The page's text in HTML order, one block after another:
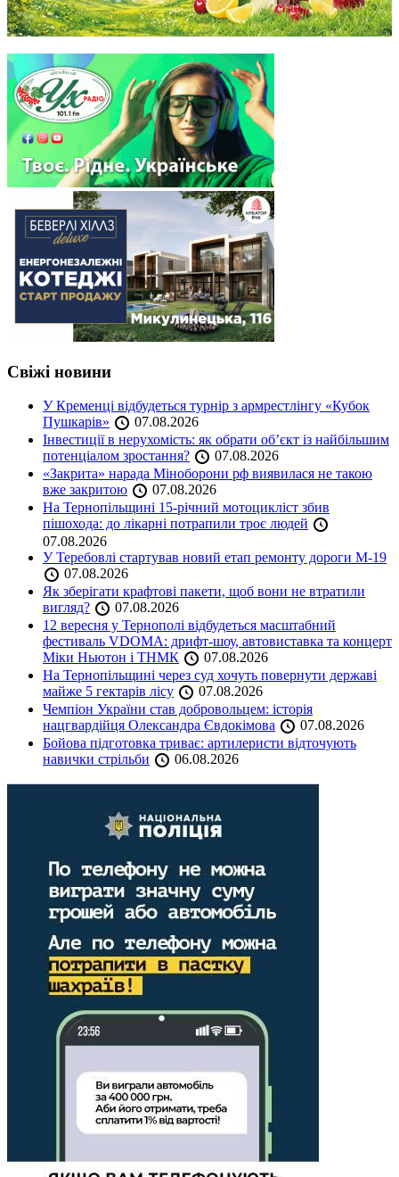
Свіжі новини
У Кременці відбудеться турнір з армрестлінгу «Кубок
Пушкарів»
07.08.2026
Інвестиції в нерухомість: як обрати об’єкт із найбільшим
потенціалом зростання?
07.08.2026
«Закрита» нарада Міноборони рф виявилася не такою
вже закритою
07.08.2026
На Тернопільщині 15-річний мотоцикліст збив
пішохода: до лікарні потрапили троє людей
07.08.2026
У Теребовлі стартував новий етап ремонту дороги М-19
07.08.2026
Як зберігати крафтові пакети, щоб вони не втратили
вигляд?
07.08.2026
12 вересня у Тернополі відбудеться масштабний
фестиваль VDOMA: дрифт-шоу, автовиставка та концерт
Міки Ньютон і ТНМК
07.08.2026
На Тернопільщині через суд хочуть повернути державі
майже 5 гектарів лісу
07.08.2026
Чемпіон України став добровольцем: історія
нацгвардійця Олександра Євдокімова
07.08.2026
Бойова підготовка триває: артилеристи відточують
навички стрільби
06.08.2026